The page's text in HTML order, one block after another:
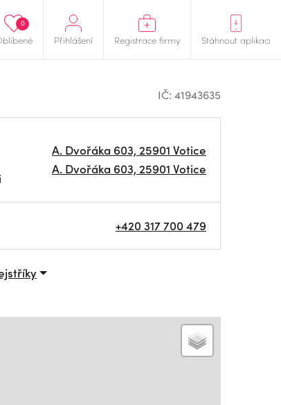
0
Přihlášení Registrace firmy Stáhnout aplikaci
IČ: 41943635
A. Dvořáka 603, 25901 Votice
A. Dvořáka 603, 25901 Votice
+420 317 700 479